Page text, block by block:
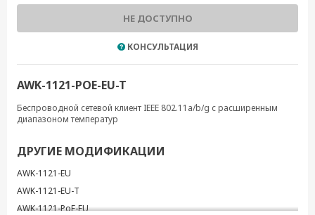
НЕ ДОСТУПНО
КОНСУЛЬТАЦИЯ
AWK-1121-POE-EU-T
Беспроводной сетевой клиент IEEE 802.11a/b/g с расширенным
диапазоном температур
ДРУГИЕ МОДИФИКАЦИИ
AWK-1121-EU
AWK-1121-EU-T
AWK-1121-PoE-EU